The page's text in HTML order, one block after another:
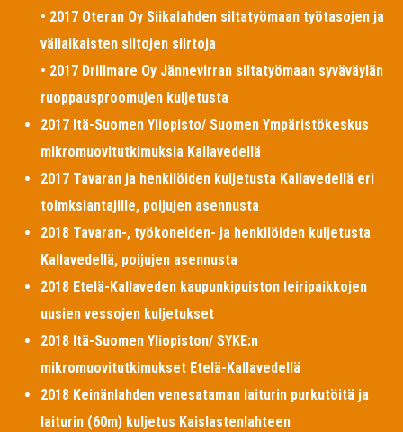
• 2017 Oteran Oy Siikalahden siltatyömaan työtasojen ja
väliaikaisten siltojen siirtoja
• 2017 Drillmare Oy Jännevirran siltatyömaan syväväylän
ruoppausproomujen kuljetusta
2017 Itä-Suomen Yliopisto/ Suomen Ympäristökeskus
mikromuovitutkimuksia Kallavedellä
2017 Tavaran ja henkilöiden kuljetusta Kallavedellä eri
toimksiantajille, poijujen asennusta
2018 Tavaran-, työkoneiden- ja henkilöiden kuljetusta
Kallavedellä, poijujen asennusta
2018 Etelä-Kallaveden kaupunkipuiston leiripaikkojen
uusien vessojen kuljetukset
2018 Itä-Suomen Yliopiston/ SYKE:n
mikromuovitutkimukset Etelä-Kallavedellä
2018 Keinänlahden venesataman laiturin purkutöitä ja
laiturin (60m) kuljetus Kaislastenlahteen